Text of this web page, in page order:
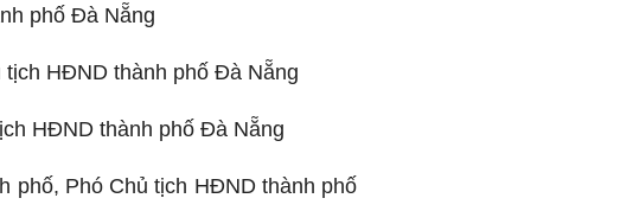
phố Đà Nẵng
HĐND thành phố Đà Nẵng
HĐND thành phố Đà Nẵng
phố, Phó Chủ tịch HĐND thành phố